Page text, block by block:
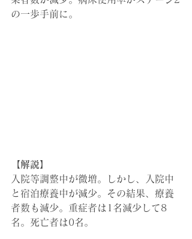
の一歩手前に。
【解説】
入院等調整中が微増。しかし、入院中
と宿泊療養中が減少。その結果、 療養
者数も減少。重症者は1名減少して8
名。死亡者は0名。